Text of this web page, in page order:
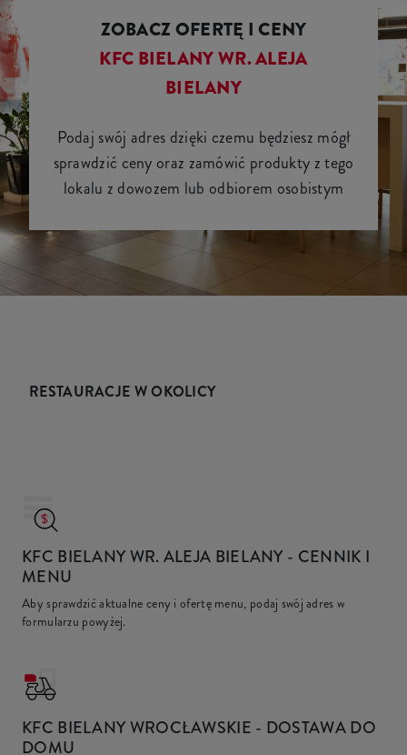
ZOBACZ OFERTĘ I CENY
KFC BIELANY WR. ALEJA
BIELANY
Podaj swój adres dzięki czemu będziesz mógł
sprawdzić ceny oraz zamówić produkty z tego
lokalu z dowozem lub odbiorem osobistym
RESTAURACJE W OKOLICY
KFC BIELANY WR. ALEJA BIELANY- CENNIK I
MENU
Aby sprawdzić aktualne ceny i ofertę menu, podaj swój adres w
formularzu powyżej.
KFC BIELANY WROCŁAWSKIE - DOSTAWA DO
DOMU